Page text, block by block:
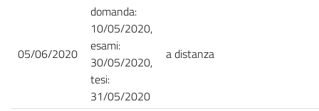
05/06/2020
domanda:
10/05/2020,
esami:
30/05/2020,
tesi:
31/05/2020
a distanza